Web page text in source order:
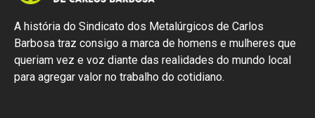
A história do Sindicato dos Metalúrgicos de Carlos
Barbosa traz consigo a marca de homens e mulheres que
queriam vez e voz diante das realidades do mundo local
para agregar valor no trabalho do cotidiano.